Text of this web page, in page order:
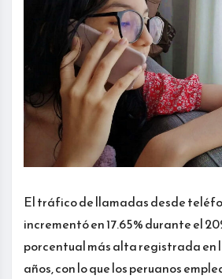
El tráfico de llamadas desde
incrementó en 17.65% durante el
porcentual más alta registrada en
años, con lo que los peruanos